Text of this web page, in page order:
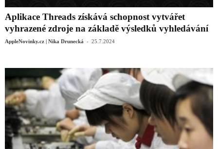
Aplikace Threads získává schopnost vytvářet
vyhrazené zdroje na základě výsledků vyhledávání
AppleNovinky.cz | Nika Drunecká - 25.7.2024